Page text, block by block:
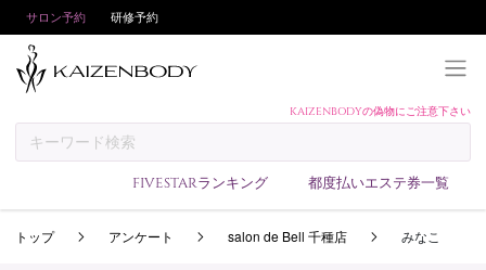
サロン予約 研修予約
KAIZENBODYの偽物にご注意下さい
FIVESTARランキング 都度払いエステ券一覧
予約方法
サロンランキング
トップ アンケート salon de Bell 千種店 みなこ